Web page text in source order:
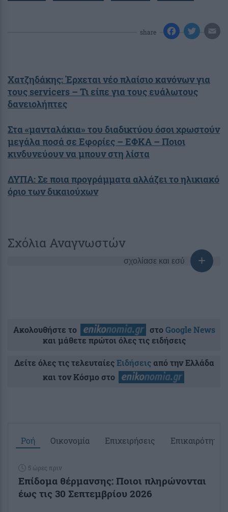
share
Χατζηδάκης: Έρχεται νέο πλαίσιο κανόνων για
τους servicers – Τι είπε για τους ευάλωτους
δανειολήπτες
Στα «μανταλάκια» του διαδικτύου όσοι χρωστούν
μεγάλα ποσά σε Εφορίες – ΕΦΚΑ – Ποιοι
κινδυνεύουν να μπουν στη λίστα
ΔΥΠΑ: Σε ποια προγράμματα αλλάζει το ηλικιακό
όριο των δικαιούχων
Σχόλια Αναγνωστών
σχολίασε και εσύ
Ακολουθήστε το στοGoogle News
και μάθετε πρώτοι όλες τις ειδήσεις
Δείτε όλες τις τελευταίεςΕιδήσειςαπό την Ελλάδα
και τον Κόσμο στο
Ροή Οικονομία Επιχειρήσεις Επικαιρότητα
5 ώρες πριν
Επίδομα θέρμανσης: Ποιοι πληρώνονται
έως τις 30 Σεπτεμβρίου 2026